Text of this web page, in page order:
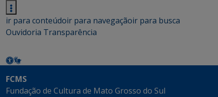
ir para conteúdoir para navegaçãoir para busca
Ouvidoria Transparência
FCMS
Fundação de Cultura de Mato Grosso do Sul